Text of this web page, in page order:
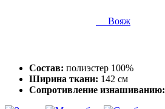
Вояж
Состав: полиэстер 100%
Ширина ткани: 142 см
Сопротивление изнашиванию: